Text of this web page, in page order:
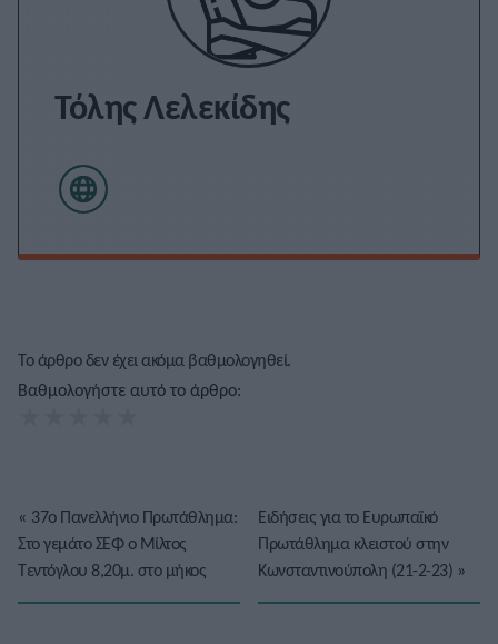
Τόλης Λελεκίδης
Το άρθρο δεν έχει ακόμα βαθμολογηθεί.
Βαθμολογήστε αυτό το άρθρο:
« 37ο Πανελλήνιο Πρωτάθλημα:
Στο γεμάτο ΣΕΦ ο Μίλτος
Τεντόγλου 8,20μ. στο μήκος
Ειδήσεις για το Ευρωπαϊκό
Πρωτάθλημα κλειστού στην
Κωνσταντινούπολη (21-2-23) »